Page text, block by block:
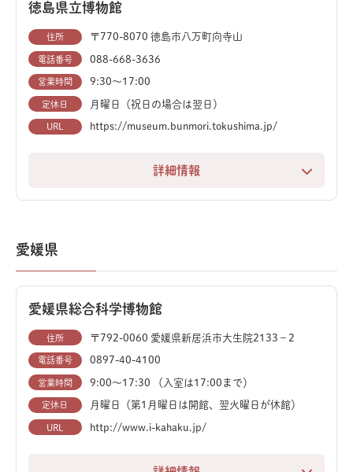
プ」では、海棲爬虫類プレシオサウルスの全身骨格が出
迎えてくれます。さらに、最上階では竜脚類カマラサウ
ルスの巨大な全身骨格標本が圧巻の迫力です。
博物館に隣接する恐竜公園も見逃せません。ティラノサ
ウルスやプテラノドンなど、8種の実物大恐竜復元模型
が展示されており、まるで恐竜時代にタイムスリップし
徳島県立博物館
住所 〒770-8070 徳島市八万町向寺山
電話番号 088-668-3636
営業時間 9:30～17:00
定休日 月曜日（祝日の場合は翌日）
URL https://museum.bunmori.tokushima.jp/
詳細情報
徳島の豊かな自然史と人文史を学ぶことができる徳島県
代にタイムスリップしたかのような体験ができます。
ハンズオン展示や最新のデジタル技術も取り入れ、楽し
みながら徳島の自然や文化を体感できるのが特徴です。
愛媛県
愛媛県総合科学博物館
住所 〒792-0060 愛媛県新居浜市大生院2133−2
電話番号 0897-40-4100
営業時間 9:00〜17:30 （入室は17:00まで）
定休日 月曜日（第1月曜日は開館、翌火曜日が休館）
URL http://www.i-kahaku.jp/